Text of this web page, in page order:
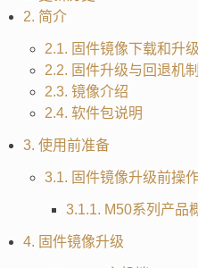
2. 简介
2.1. 固件镜像下载和升
2.2. 固件升级与回退机制
2.3. 镜像介绍
2.4. 软件包说明
3. 使用前准备
3.1. 固件镜像升级前操
3.1.1. M50系列产品
4. 固件镜像升级